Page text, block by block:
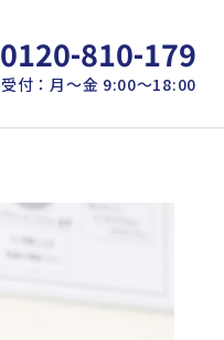
0120-810-179
受付：月～金 9:00～18:00